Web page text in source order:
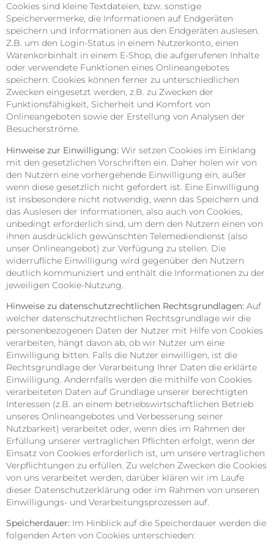
Cookies sind kleine Textdateien, bzw. sonstige
Speichervermerke, die Informationen auf Endgeräten
speichern und Informationen aus den Endgeräten auslesen.
Z.B. um den Login-Status in einem Nutzerkonto, einen
Warenkorbinhalt in einem E-Shop, die aufgerufenen Inhalte
oder verwendete Funktionen eines Onlineangebotes
speichern. Cookies können ferner zu unterschiedlichen
Zwecken eingesetzt werden, z.B. zu Zwecken der
Funktionsfähigkeit, Sicherheit und Komfort von
Onlineangeboten sowie der Erstellung von Analysen der
Besucherströme.
Hinweise zur Einwilligung: Wir setzen Cookies im Einklang
mit den gesetzlichen Vorschriften ein. Daher holen wir von
den Nutzern eine vorhergehende Einwilligung ein, außer
wenn diese gesetzlich nicht gefordert ist. Eine Einwilligung
ist insbesondere nicht notwendig, wenn das Speichern und
das Auslesen der Informationen, also auch von Cookies,
unbedingt erforderlich sind, um dem den Nutzern einen von
ihnen ausdrücklich gewünschten Telemediendienst (also
unser Onlineangebot) zur Verfügung zu stellen. Die
widerrufliche Einwilligung wird gegenüber den Nutzern
deutlich kommuniziert und enthält die Informationen zu der
jeweiligen Cookie-Nutzung.
Hinweise zu datenschutzrechtlichen Rechtsgrundlagen: Auf
welcher datenschutzrechtlichen Rechtsgrundlage wir die
personenbezogenen Daten der Nutzer mit Hilfe von Cookies
verarbeiten, hängt davon ab, ob wir Nutzer um eine
Einwilligung bitten. Falls die Nutzer einwilligen, ist die
Rechtsgrundlage der Verarbeitung Ihrer Daten die erklärte
Einwilligung. Andernfalls werden die mithilfe von Cookies
verarbeiteten Daten auf Grundlage unserer berechtigten
Interessen (z.B. an einem betriebswirtschaftlichen Betrieb
unseres Onlineangebotes und Verbesserung seiner
Nutzbarkeit) verarbeitet oder, wenn dies im Rahmen der
Erfüllung unserer vertraglichen Pflichten erfolgt, wenn der
Einsatz von Cookies erforderlich ist, um unsere vertraglichen
Verpflichtungen zu erfüllen. Zu welchen Zwecken die Cookies
von uns verarbeitet werden, darüber klären wir im Laufe
dieser Datenschutzerklärung oder im Rahmen von unseren
Einwilligungs- und Verarbeitungsprozessen auf.
Speicherdauer: Im Hinblick auf die Speicherdauer werden die
folgenden Arten von Cookies unterschieden: